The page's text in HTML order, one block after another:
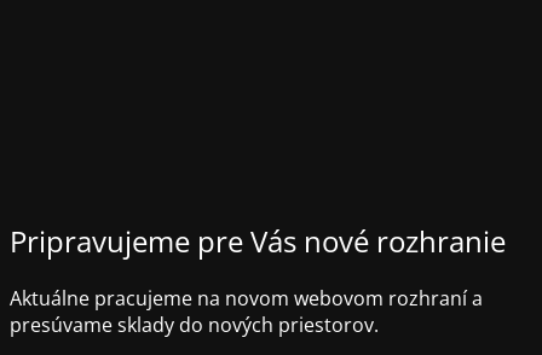
Pripravujeme pre Vás nové rozhranie
Aktuálne pracujeme na novom webovom rozhraní a
presúvame sklady do nových priestorov.